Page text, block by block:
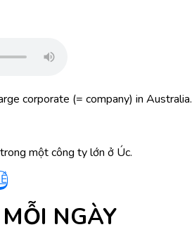
corporate (= company) in Australia.
một công ty lớn ở Úc.
NGÀY